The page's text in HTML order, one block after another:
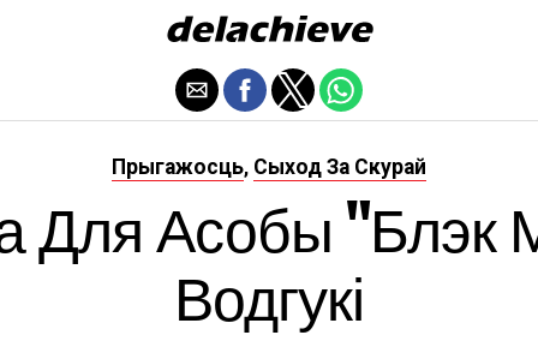
Прыгажосць, Сыход За Скурай
Для Асобы "Блэк
Водгукі